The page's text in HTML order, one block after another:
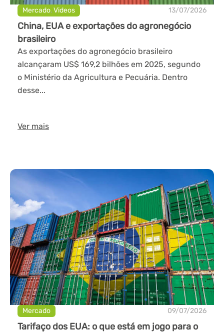
Mercado,Videos 13/07/2026
China, EUA e exportações do agronegócio
brasileiro
As exportações do agronegócio brasileiro
alcançaram US$ 169,2 bilhões em 2025, segundo
o Ministério da Agricultura e Pecuária. Dentro
desse...
Ver mais
Mercado 09/07/2026
Tarifaço dos EUA: o que está em jogo para o